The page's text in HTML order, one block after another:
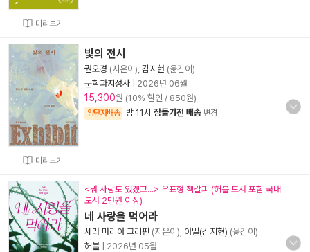
미리보기
미리보기
빛의 전시
권오경 (지은이), 김지현 (옮긴이)
문학과지성사
2026년 06월
15,300원 (10% 할인 / 850원)
양탄자배송 밤 11시 잠들기전 배송 변경
<뭐 사랑도 있겠고...> 우표형 책갈피 (허블 도서 포함 국내
도서 2만원 이상)
네 사랑을 먹어라
세라 마리아 그리핀 (지은이), 아밀(김지현) (옮긴이)
허블
2026년 05월